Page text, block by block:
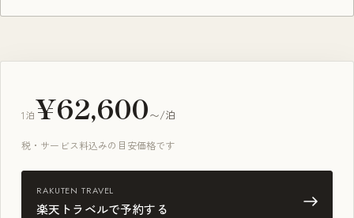
1泊¥62,600〜/泊
税・サービス料込みの目安価格です
RAKUTEN TRAVEL
楽天トラベルで予約する